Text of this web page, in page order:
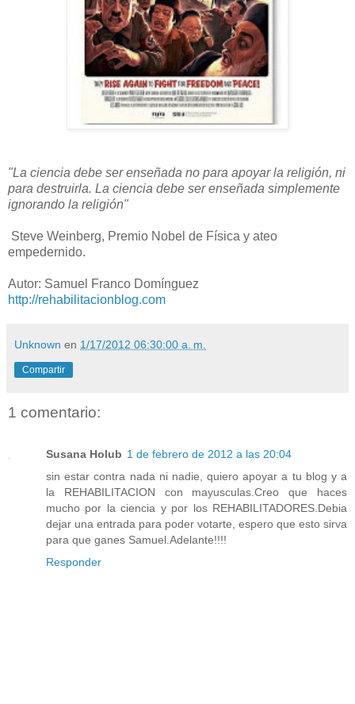
"La ciencia debe ser enseñada no para apoyar la religión, ni
para destruirla. La ciencia debe ser enseñada simplemente
ignorando la religión"
Steve Weinberg, Premio Nobel de Física y ateo
empedernido.
Autor: Samuel Franco Domínguez
http://rehabilitacionblog.com
Unknown en 1/17/2012 06:30:00 a. m.
Compartir
1 comentario:
Susana Holub 1 de febrero de 2012 a las 20:04
sin estar contra nada ni nadie, quiero apoyar a tu blog y a
la REHABILITACION con mayusculas.Creo que haces
mucho por la ciencia y por los REHABILITADORES.Debia
dejar una entrada para poder votarte, espero que esto sirva
para que ganes Samuel.Adelante!!!!
Responder